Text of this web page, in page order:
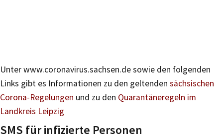
Unter www.coronavirus.sachsen.de sowie den folgenden
Links gibt es Informationen zu den geltenden sächsischen
Corona-Regelungen und zu den Quarantäneregeln im
Landkreis Leipzig
SMS für infizierte Personen